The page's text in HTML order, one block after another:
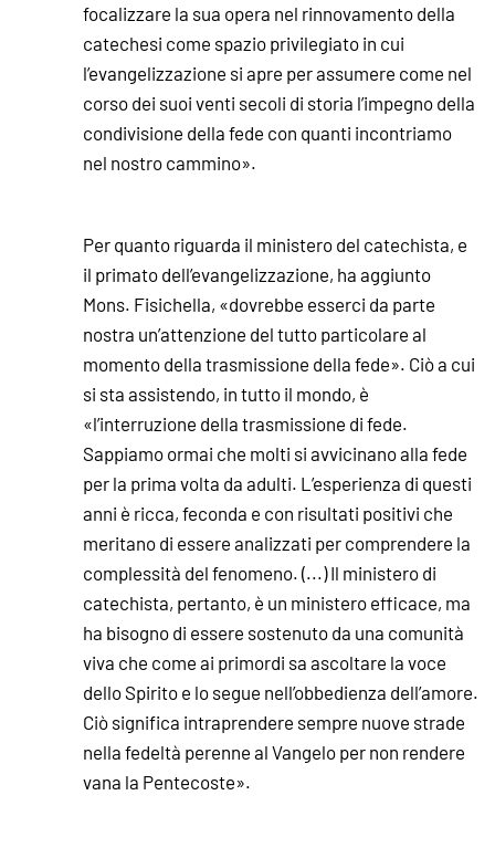
focalizzare la sua opera nel rinnovamento della
catechesi come spazio privilegiato in cui
l’evangelizzazione si apre per assumere come nel
corso dei suoi venti secoli di storia l’impegno della
condivisione della fede con quanti incontriamo
nel nostro cammino».
Per quanto riguarda il ministero del catechista, e
il primato dell’evangelizzazione, ha aggiunto
Mons. Fisichella, «dovrebbe esserci da parte
nostra un’attenzione del tutto particolare al
momento della trasmissione della fede». Ciò a cui
si sta assistendo, in tutto il mondo, è
«l’interruzione della trasmissione di fede.
Sappiamo ormai che molti si avvicinano alla fede
per la prima volta da adulti. L’esperienza di questi
anni è ricca, feconda e con risultati positivi che
meritano di essere analizzati per comprendere la
complessità del fenomeno. (...) Il ministero di
catechista, pertanto, è un ministero efficace, ma
ha bisogno di essere sostenuto da una comunità
viva che come ai primordi sa ascoltare la voce
dello Spirito e lo segue nell’obbedienza dell’amore.
Ciò significa intraprendere sempre nuove strade
nella fedeltà perenne al Vangelo per non rendere
vana la Pentecoste».